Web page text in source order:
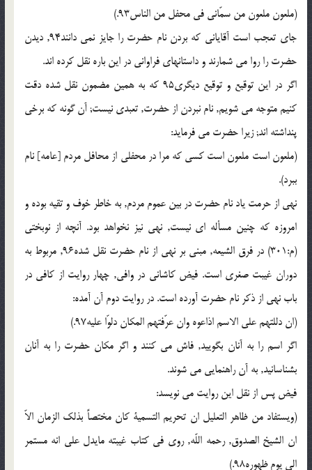
(ملعون ملعون من سمّانی فی محفل من الناس93.)
جای تعجب است آقایانی که بردن نام حضرت را جایز نمی دانند94, دیدن
حضرت را روا می شمارند و داستانهای فراوانی در این باره نقل کرده اند.
اگر در این توقیع و توقیع دیگری95 که به همین مضمون نقل شده دقت
کنیم متوجه می شویم, نام نبردن از حضرت, تعبدی نیست; آن گونه که برخی
پنداشته اند; زیرا حضرت می فرماید:
(ملعون است ملعون است کسی که مرا در محفلی از محافل مردم [عامه] نام
ببرد).
نهی از حرمت یاد نام حضرت در بین عموم مردم, به خاطر خوف و تقیه بوده و
امروزه که چنین مسأله ای نیست, نهی نیز نخواهد بود. آنچه از نوبختی
(م:301) در فرق الشیعه, مبنی بر نهی از نام حضرت نقل شده96, مربوط به
دوران غیبت صغری است. فیض کاشانی در وافی, چهار روایت از کافی در
باب نهی از ذکر نام حضرت آورده است. در روایت دوم آن آمده:
(ان دللتهم علی الاسم اذاعوه وان عرّفتهم المکان دلوّا علیه97.)
اگر اسم را به آنان بگویید, فاش می کنند و اگر مکان حضرت را به آنان
بشناسانید, به آن راهنمایی می شوند.
فیض پس از نقل این روایت می نویسد:
(ویستفاد من ظاهر التعلیل ان تحریم التسمیة کان مختصاً بذلک الزمان الاّ
ان الشیخ الصدوق, رحمه اللّه, روی فی کتاب غیبته مایدل علی انه مستمر
الی یوم ظهوره98.)